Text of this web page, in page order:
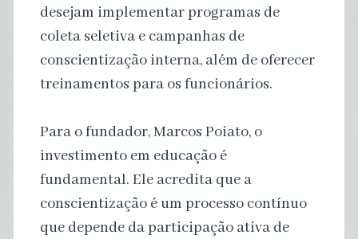
desejam implementar programas de
coleta seletiva e campanhas de
conscientização interna, além de oferecer
treinamentos para os funcionários.
Para o fundador, Marcos Poiato, o
investimento em educação é
fundamental. Ele acredita que a
conscientização é um processo contínuo
que depende da participação ativa de